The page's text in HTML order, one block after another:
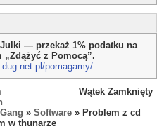
— przekaż 1% podatku na
„Zdążyć z Pomocą”.
dug.net.pl/pomagamy/.
Wątek Zamknięty
» Software » Problem z cd
w thunarze